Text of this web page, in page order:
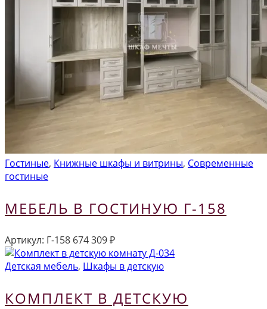
Гостиные, Книжные шкафы и витрины, Современные
гостиные
МЕБЕЛЬ В ГОСТИНУЮ Г-158
Артикул: Г-158 674 309₽
Детская мебель, Шкафы в детскую
КОМПЛЕКТ В ДЕТСКУЮ